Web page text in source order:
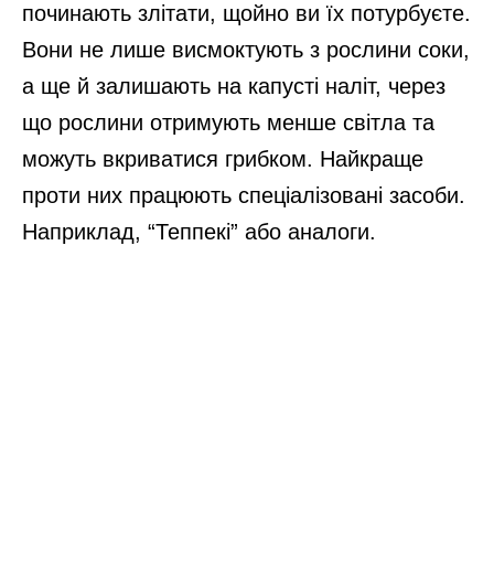
починають злітати, щойно ви їх потурбуєте.
Вони не лише висмоктують з рослини соки,
а ще й залишають на капусті наліт, через
що рослини отримують менше світла та
можуть вкриватися грибком. Найкраще
проти них працюють спеціалізовані засоби.
Наприклад, “Теппекі” або аналоги.